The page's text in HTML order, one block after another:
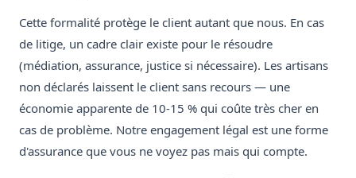
Cette formalité protège le client autant que nous. En cas
de litige, un cadre clair existe pour le résoudre
(médiation, assurance, justice si nécessaire). Les artisans
non déclarés laissent le client sans recours — une
économie apparente de 10-15 % qui coûte très cher en
cas de problème. Notre engagement légal est une forme
d'assurance que vous ne voyez pas mais qui compte.